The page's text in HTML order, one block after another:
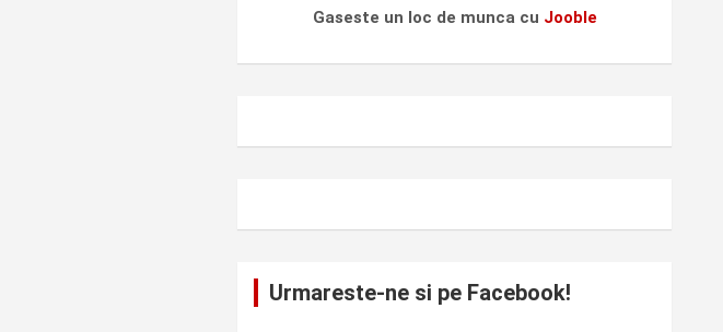
Gaseste un loc de munca cu Jooble
Urmareste-ne si pe Facebook!